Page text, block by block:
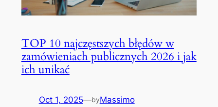
TOP 10 najczęstszych błędów w
zamówieniach publicznych 2026 i jak
ich unikać
Oct 1, 2025—byMassimo